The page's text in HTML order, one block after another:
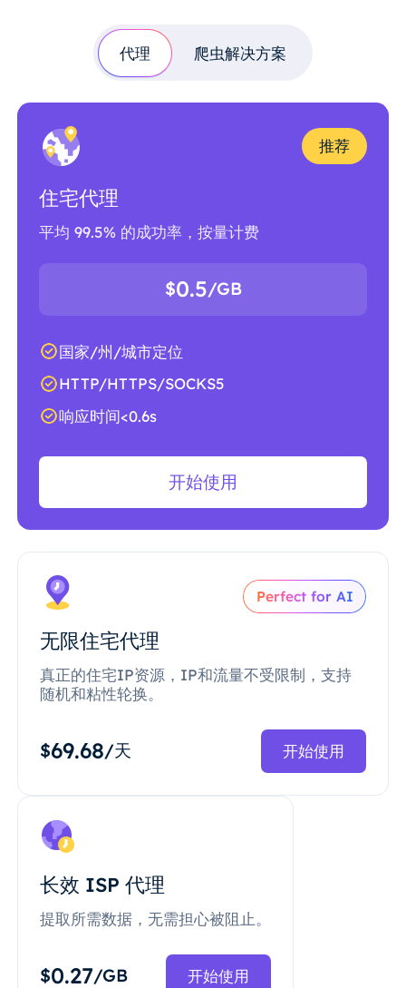
代理 爬虫解决方案
推荐
住宅代理
平均 99.5% 的成功率，按量计费
$0.5/GB
国家/州/城市定位
HTTP/HTTPS/SOCKS5
响应时间<0.6s
开始使用
Perfect for AI
无限住宅代理
真正的住宅IP资源，IP和流量不受限制，支持
随机和粘性轮换。
$69.68/天 开始使用
长效 ISP 代理
提取所需数据，无需担心被阻止。
$0.27/GB 开始使用